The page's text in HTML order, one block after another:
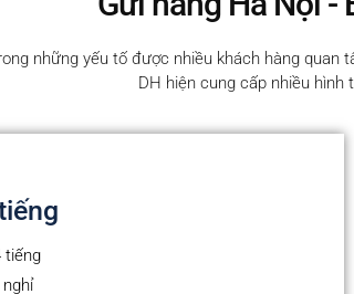
những yếu tố được nhiều khách hàng quan
DH hiện cung cấp nhiều hình
tiếng